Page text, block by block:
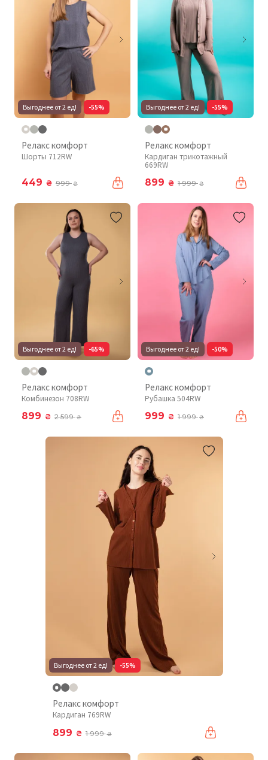
Выгоднее от 2 ед! -55%
Релакс комфорт
Шорты 712RW
449 ₴ 999₴
Выгоднее от 2 ед! -55%
Релакс комфорт
Кардиган трикотажный
669RW
899 ₴ 1 999₴
Выгоднее от 2 ед! -65%
Релакс комфорт
Комбинезон 708RW
899 ₴ 2 599₴
Выгоднее от 2 ед! -50%
Релакс комфорт
Рубашка 504RW
999 ₴ 1 999₴
Выгоднее от 2 ед! -55%
Релакс комфорт
Кардиган 769RW
899 ₴ 1 999₴